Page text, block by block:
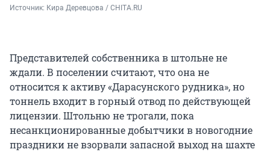
Источник: Кира Деревцова / CHITA.RU
Представителей собственника в штольне не
ждали. В поселении считают, что она не
относится к активу «Дарасунского рудника», но
тоннель входит в горный отвод по действующей
лицензии. Штольню не трогали, пока
несанкционированные добытчики в новогодние
праздники не взорвали запасной выход на шахте